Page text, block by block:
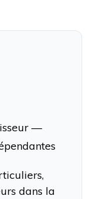
—
dans la